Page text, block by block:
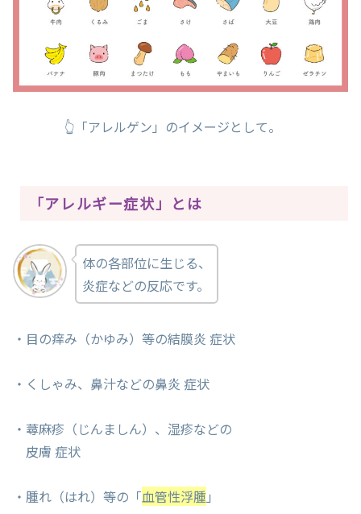
👆「アレルゲン」のイメージとして。
「アレルギー症状」とは
体の各部位に生じる、
炎症などの反応です。
・目の痒み（かゆみ）等の結膜炎 症状
・くしゃみ、鼻汁などの鼻炎 症状
・蕁麻疹（じんましん）、湿疹などの
皮膚 症状
・腫れ（はれ）等の「血管性浮腫 」